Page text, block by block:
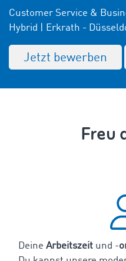
Customer Service &
Hybrid | Erkrath -
Jetzt bewerben
Freu
Deine Arbeitszeit und -